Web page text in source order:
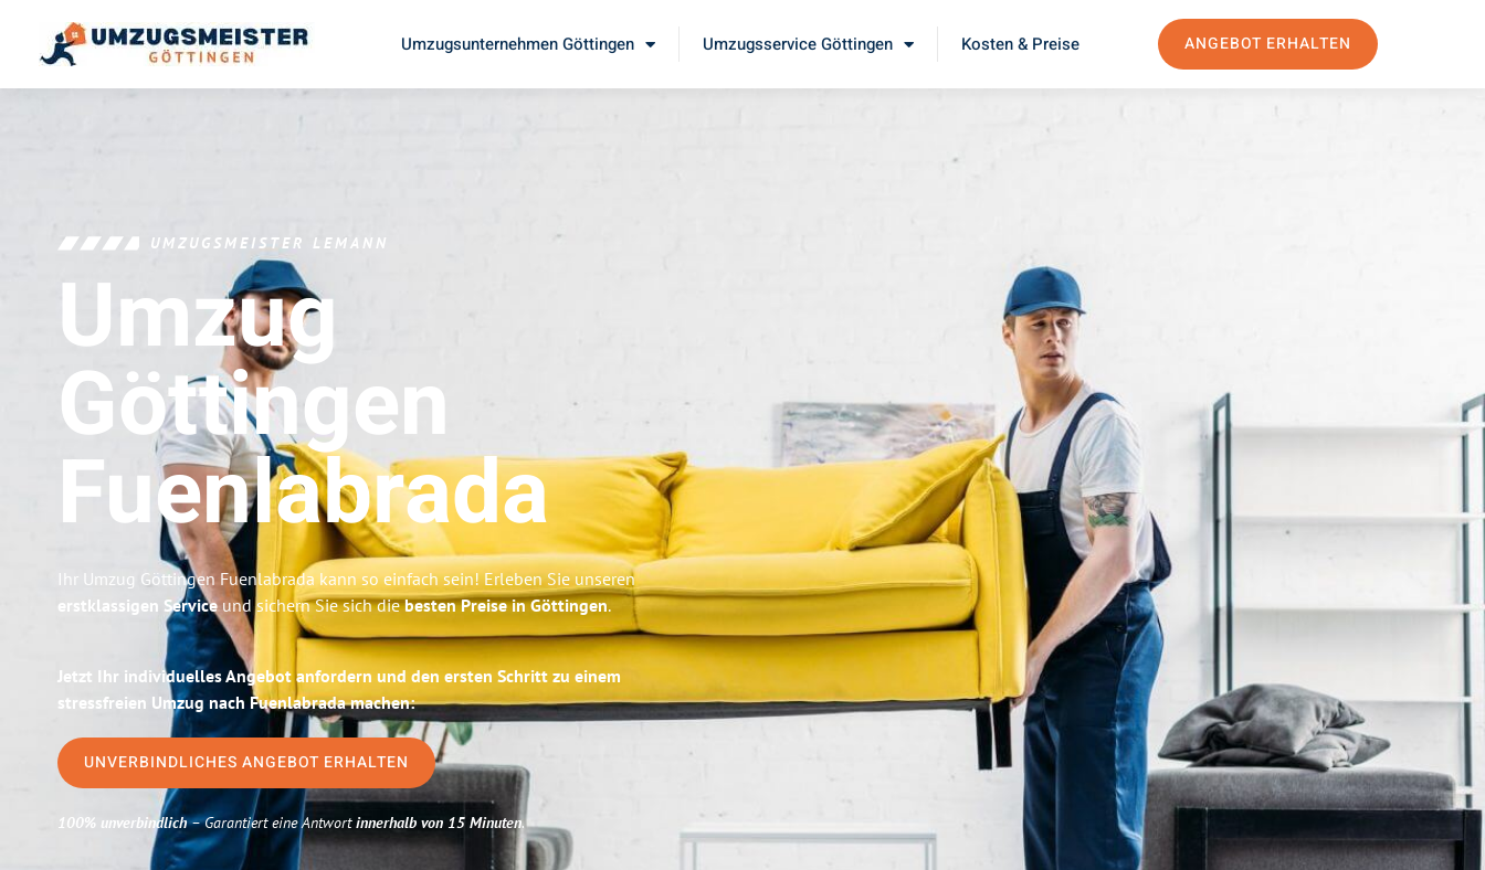
Umzugsunternehmen Göttingen Umzugsservice Göttingen Kosten & Preise ANGEBOT ERHALTEN
UMZUGSMEISTER LEMANN
Umzug
Göttingen
Fuenlabrada
Ihr Umzug Göttingen Fuenlabrada kann so einfach sein! Erleben Sie unseren
erstklassigen Serviceund sichern Sie sich diebesten Preise in Göttingen.
Jetzt Ihr individuelles Angebot anfordern und den ersten Schritt zu einem
stressfreien Umzug nach Fuenlabrada machen:
UNVERBINDLICHES ANGEBOT ERHALTEN
100% unverbindlich– Garantiert eine Antwortinnerhalb von 15 Minuten.